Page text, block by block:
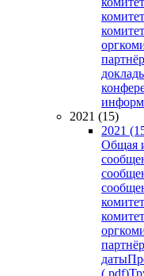
комитет
комитет
2021 (15)
2021
Общая
комитет
комитет
даты
(.pdf)